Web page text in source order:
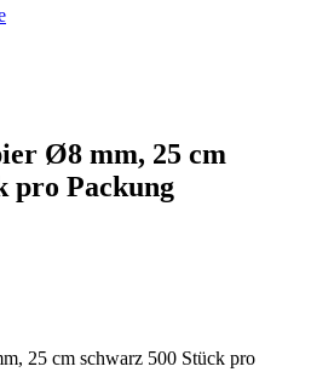
Ø8 mm, 25 cm
pro Packung